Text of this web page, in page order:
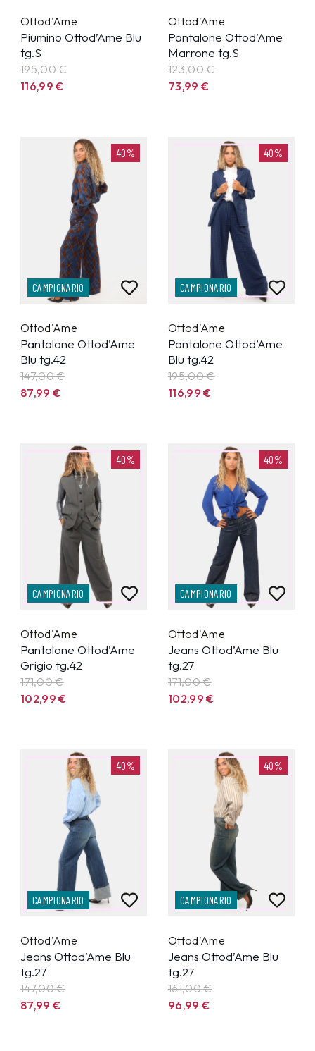
Ottod'Ame
Piumino Ottod’Ame Blu
tg.S
195,00 €
116,99€
Ottod'Ame
Pantalone Ottod’Ame
Marrone tg.S
123,00 €
73,99€
40%
CAMPIONARIO
Ottod'Ame
Pantalone Ottod’Ame
Blu tg.42
147,00 €
87,99€
40%
CAMPIONARIO
Ottod'Ame
Pantalone Ottod’Ame
Blu tg.42
195,00 €
116,99€
40%
CAMPIONARIO
Ottod'Ame
Pantalone Ottod’Ame
Grigio tg.42
171,00 €
102,99€
40%
CAMPIONARIO
Ottod'Ame
Jeans Ottod’Ame Blu
tg.27
171,00 €
102,99€
40%
CAMPIONARIO
Ottod'Ame
Jeans Ottod’Ame Blu
tg.27
147,00 €
87,99€
40%
CAMPIONARIO
Ottod'Ame
Jeans Ottod’Ame Blu
tg.27
161,00 €
96,99€